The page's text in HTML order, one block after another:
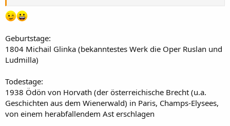
Geburtstage:
1804 Michail Glinka (bekanntestes Werk die Oper Ruslan und
Ludmilla)
Todestage:
1938 Ödön von Horvath (der österreichische Brecht (u.a.
Geschichten aus dem Wienerwald) in Paris, Champs-Elysees,
von einem herabfallendem Ast erschlagen